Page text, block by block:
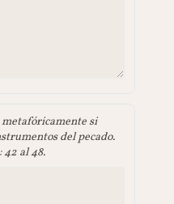
metafóricamente si
del pecado.
42 al 48.